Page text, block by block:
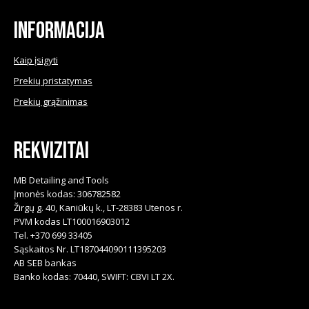
Informacija
Kaip įsigyti
Prekių pristatymas
Prekių grąžinimas
Rekvizitai
MB Detailing and Tools
Įmonės kodas: 306782582
Žirgų g. 40, Kaniūkų k., LT-28383 Utenos r.
PVM kodas LT100016903012
Tel. +370 699 33405
Sąskaitos Nr. LT187044090111395203
AB SEB bankas
Banko kodas: 70440, SWIFT: CBVI LT 2X.